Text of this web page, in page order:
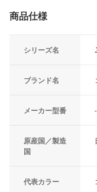
商品仕様
シリーズ名
ブランド名
メーカー型番 -
原産国／製造
国
代表カラー